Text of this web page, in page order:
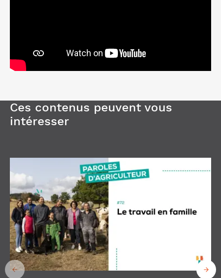
Ces contenus peuvent vous
intéresser